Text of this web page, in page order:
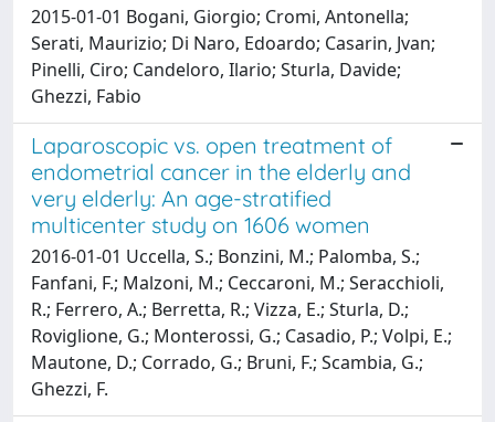
2015-01-01 Bogani, Giorgio; Cromi, Antonella;
Serati, Maurizio; Di Naro, Edoardo; Casarin, Jvan;
Pinelli, Ciro; Candeloro, Ilario; Sturla, Davide;
Ghezzi, Fabio
Laparoscopic vs. open treatment of
endometrial cancer in the elderly and
very elderly: An age-stratified
multicenter study on 1606 women
2016-01-01 Uccella, S.; Bonzini, M.; Palomba, S.;
Fanfani, F.; Malzoni, M.; Ceccaroni, M.; Seracchioli,
R.; Ferrero, A.; Berretta, R.; Vizza, E.; Sturla, D.;
Roviglione, G.; Monterossi, G.; Casadio, P.; Volpi, E.;
Mautone, D.; Corrado, G.; Bruni, F.; Scambia, G.;
Ghezzi, F.